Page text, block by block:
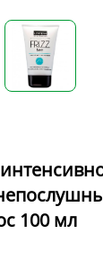
100 мл